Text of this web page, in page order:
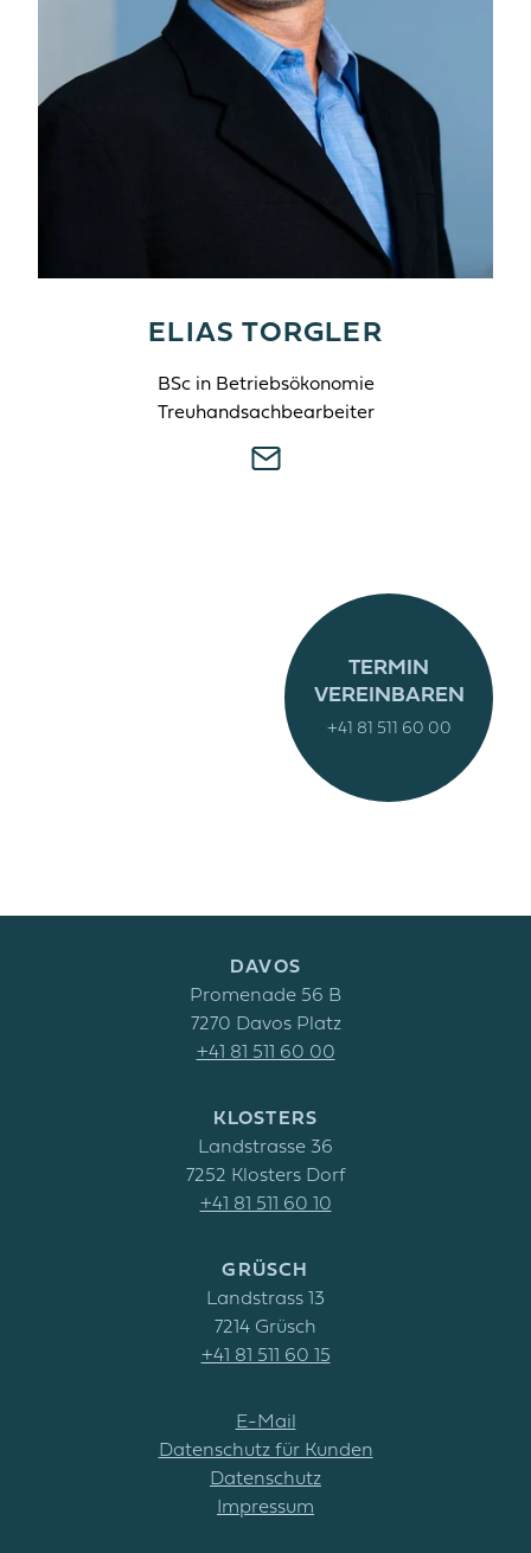
ELIAS TORGLER
BSc in Betriebsökonomie
Treuhandsachbearbeiter
TERMIN
VEREINBAREN
+41 81 511 60 00
DAVOS
Promenade 56 B
7270 Davos Platz
+41 81 511 60 00
KLOSTERS
Landstrasse 36
7252 Klosters Dorf
+41 81 511 60 10
GRÜSCH
Landstrass 13
7214 Grüsch
+41 81 511 60 15
E-Mail
Datenschutz für Kunden
Datenschutz
Impressum